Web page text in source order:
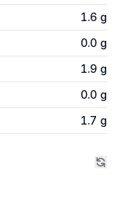
1.6 g
0.0 g
1.9 g
0.0 g
1.7 g